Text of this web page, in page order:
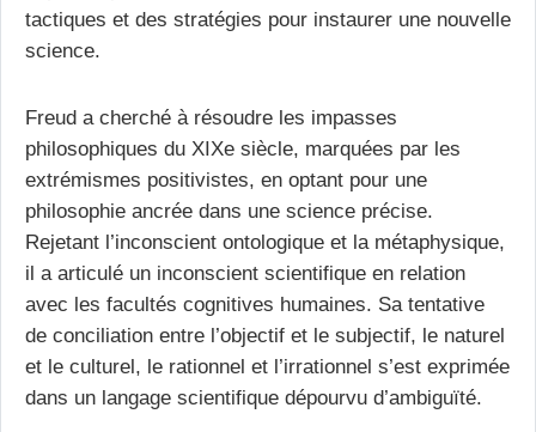
tactiques et des stratégies pour instaurer une nouvelle
science.
Freud a cherché à résoudre les impasses
philosophiques du XIXe siècle, marquées par les
extrémismes positivistes, en optant pour une
philosophie ancrée dans une science précise.
Rejetant l’inconscient ontologique et la métaphysique,
il a articulé un inconscient scientifique en relation
avec les facultés cognitives humaines. Sa tentative
de conciliation entre l’objectif et le subjectif, le naturel
et le culturel, le rationnel et l’irrationnel s’est exprimée
dans un langage scientifique dépourvu d’ambiguïté.